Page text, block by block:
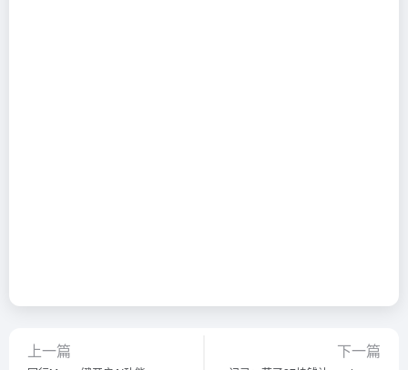
上一篇 下一篇